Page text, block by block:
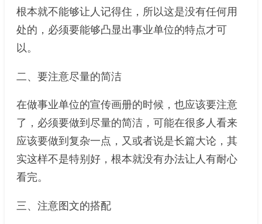
根本就不能够让人记得住，所以这是没有任何用
处的，必须要能够凸显出事业单位的特点才可
以。
二、要注意尽量的简洁
在做事业单位的宣传画册的时候，也应该要注意
了，必须要做到尽量的简洁，可能在很多人看来
应该要做到复杂一点，又或者说是长篇大论，其
实这样不是特别好，根本就没有办法让人有耐心
看完。
三、 注意图文的搭配